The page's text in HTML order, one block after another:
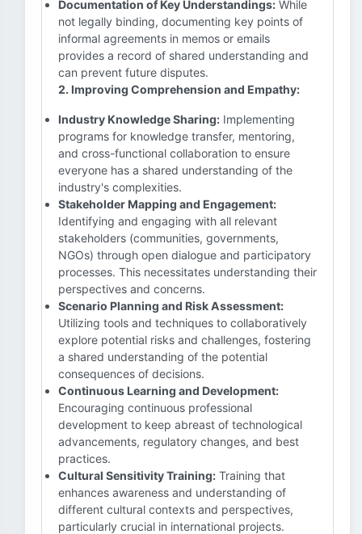
Documentation of Key Understandings: While
not legally binding, documenting key points of
informal agreements in memos or emails
provides a record of shared understanding and
can prevent future disputes.
2. Improving Comprehension and Empathy:
Industry Knowledge Sharing: Implementing
programs for knowledge transfer, mentoring,
and cross-functional collaboration to ensure
everyone has a shared understanding of the
industry's complexities.
Stakeholder Mapping and Engagement:
Identifying and engaging with all relevant
stakeholders (communities, governments,
NGOs) through open dialogue and participatory
processes. This necessitates understanding their
perspectives and concerns.
Scenario Planning and Risk Assessment:
Utilizing tools and techniques to collaboratively
explore potential risks and challenges, fostering
a shared understanding of the potential
consequences of decisions.
Continuous Learning and Development:
Encouraging continuous professional
development to keep abreast of technological
advancements, regulatory changes, and best
practices.
Cultural Sensitivity Training: Training that
enhances awareness and understanding of
different cultural contexts and perspectives,
particularly crucial in international projects.